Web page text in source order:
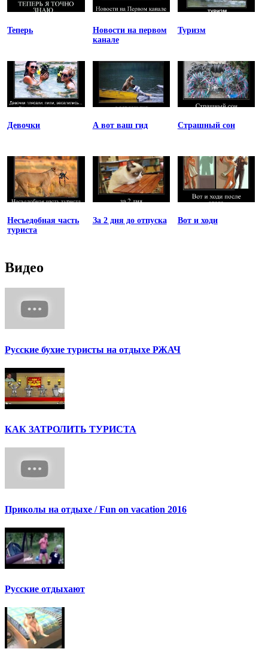
Теперь
Новости на первом
канале
Туризм
Девочки А вот ваш гид Страшный сон
Несъедобная часть
туриста
За 2 дня до отпуска Вот и ходи
Видео
Русские бухие туристы на отдыхе РЖАЧ
КАК ЗАТРОЛИТЬ ТУРИСТА
Приколы на отдыхе / Fun on vacation 2016
Русские отдыхают